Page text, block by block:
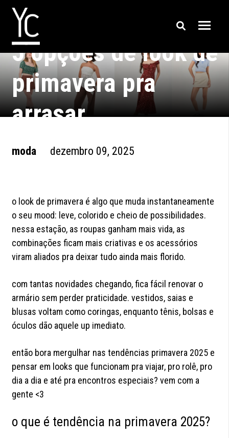
5 opções de look de
primavera pra
arrasar
moda dezembro 09, 2025
o look de primavera é algo que muda instantaneamente
o seu mood: leve, colorido e cheio de possibilidades.
nessa estação, as roupas ganham mais vida, as
combinações ficam mais criativas e os acessórios
viram aliados pra deixar tudo ainda mais florido.
com tantas novidades chegando, fica fácil renovar o
armário sem perder praticidade. vestidos, saias e
blusas voltam como coringas, enquanto tênis, bolsas e
óculos dão aquele up imediato.
então bora mergulhar nas tendências primavera 2025 e
pensar em looks que funcionam pra viajar, pro rolê, pro
dia a dia e até pra encontros especiais? vem com a
gente <3
o que é tendência na primavera 2025?